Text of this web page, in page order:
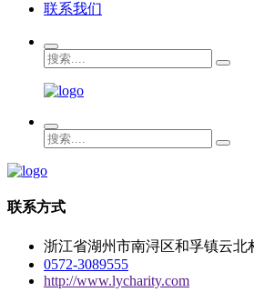
联系我们
联系方式
浙江省湖州市南浔区和孚镇云北
0572-3089555
http://www.lycharity.com